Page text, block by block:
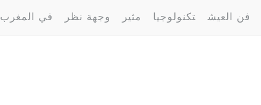
فن العيش تكنولوجيا مثير وجهة نظر في المغرب